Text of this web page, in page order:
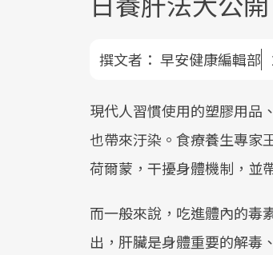
撰文者： 早安健康編輯部
現代人習慣使用的塑膠用品
也帶來汙染。食療養生專家
荷爾蒙，干擾身體機制，並
而一般來說，吃進體內的毒
出，肝臟是身體重要的解毒